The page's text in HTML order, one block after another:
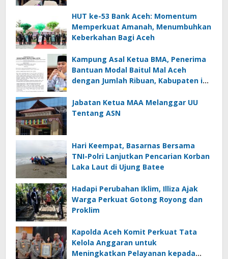
HUT ke-53 Bank Aceh: Momentum
Memperkuat Amanah, Menumbuhkan
Keberkahan Bagi Aceh
Kampung Asal Ketua BMA, Penerima
Bantuan Modal Baitul Mal Aceh
dengan Jumlah Ribuan, Kabupaten ini
Jabatan Ketua MAA Melanggar UU
Tentang ASN
Hari Keempat, Basarnas Bersama
TNI-Polri Lanjutkan Pencarian Korban
Laka Laut di Ujung Batee
Hadapi Perubahan Iklim, Illiza Ajak
Warga Perkuat Gotong Royong dan
Proklim
Kapolda Aceh Komit Perkuat Tata
Kelola Anggaran untuk
Meningkatkan Pelayanan kepada